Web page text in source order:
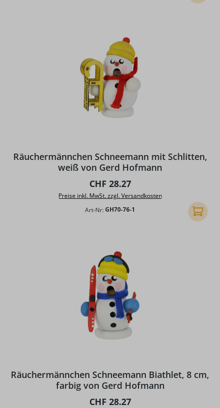
Räuchermännchen Schneemann mit Schlitten,
weiß von Gerd Hofmann
Regulärer Preis:
CHF 28.27
Preise inkl. MwSt. zzgl. Versandkosten
Art-Nr:GH70-76-1 In den
Räuchermännchen Schneemann Biathlet, 8 cm,
farbig von Gerd Hofmann
Regulärer Preis:
CHF 28.27